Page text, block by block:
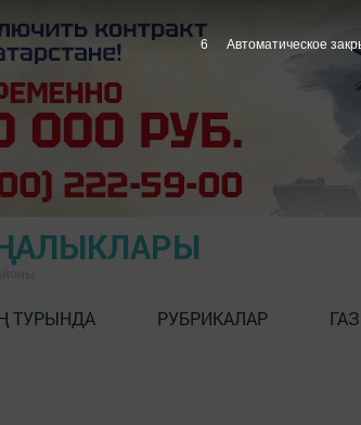
ТУРЫНДА РУБРИКАЛАР
5 Автоматическое